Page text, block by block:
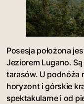
Posesja położona
Jeziorem Lugano.
tarasów. U podnóża
horyzont i górskie
spektakularne i od